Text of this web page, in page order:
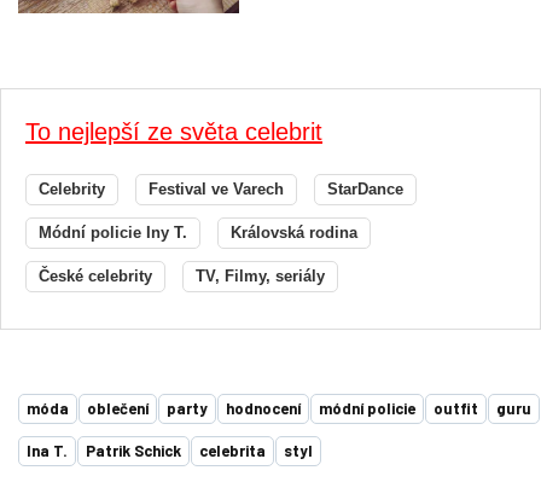
To nejlepší ze světa celebrit
Celebrity Festival ve Varech StarDance
Módní policie Iny T. Královská rodina
České celebrity TV, Filmy, seriály
móda oblečení party hodnocení módní policie outfit guru
Ina T. Patrik Schick celebrita styl